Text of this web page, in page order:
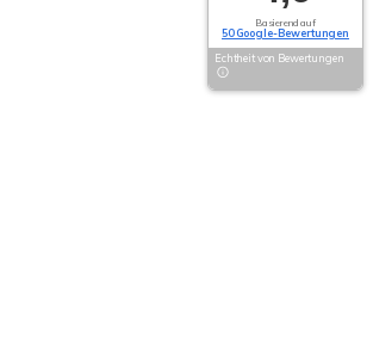
Basierend auf
50 Google-Bewertungen
Echtheit von Bewertungen